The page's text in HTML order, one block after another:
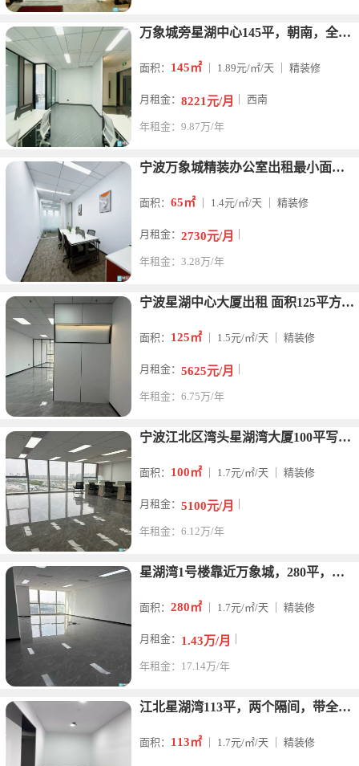
万象城旁星湖中心145平，朝南，全新，精装2个隔间，带家具，
面积： 145㎡｜ 1.89元/㎡/天 ｜ 精装修
月租金： 8221元/月 ｜ 西南
年租金：9.87万/年
宁波万象城精装办公室出租最小面积65平招租
面积： 65㎡｜ 1.4元/㎡/天 ｜ 精装修
月租金： 2730元/月
年租金：3.28万/年
宁波星湖中心大厦出租 面积125平方 双面落地采光 可看湖景
面积： 125㎡｜ 1.5元/㎡/天 ｜ 精装修
月租金： 5625元/月
年租金：6.75万/年
宁波江北区湾头星湖湾大厦100平写字楼出租，可看湖看江。可定
面积： 100㎡｜ 1.7元/㎡/天 ｜ 精装修
月租金： 5100元/月
年租金：6.12万/年
星湖湾1号楼靠近万象城，280平，全新装修，看湖看江，交通方
面积： 280㎡｜ 1.7元/㎡/天 ｜ 精装修
月租金： 1.43万/月
年租金：17.14万/年
江北星湖湾113平，两个隔间，带全套办公家具，带上下水
面积： 113㎡｜ 1.7元/㎡/天 ｜ 精装修